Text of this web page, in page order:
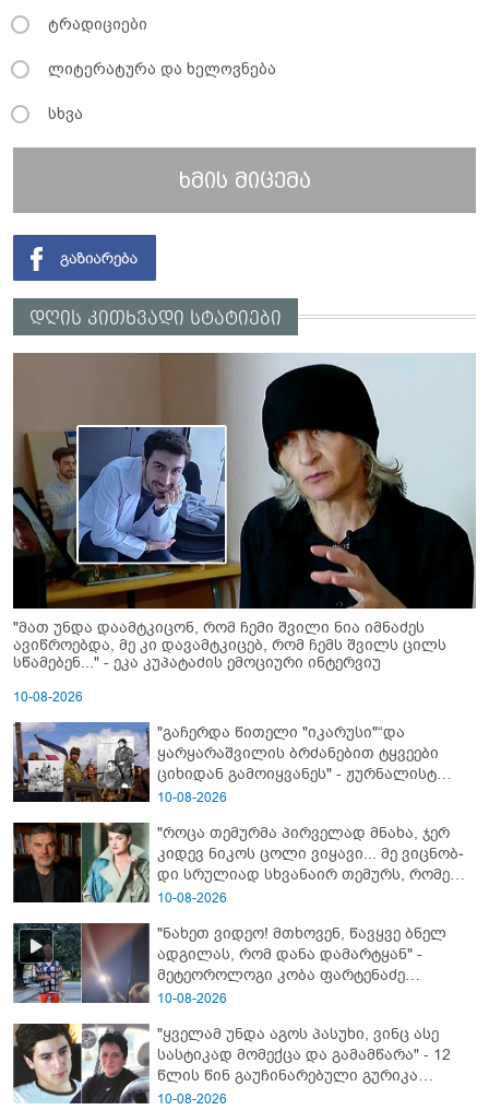
ტრადიციები
ლიტერატურა და ხელოვნება
სხვა
ხმის მიცემა
დღის კითხვადი სტატიები
"მათ უნდა დაამტკიცონ, რომ ჩემი შვილი ნია იმნაძეს
ავიწროებდა, მე კი დავამტკიცებ, რომ ჩემს შვილს ცილს
სწამებენ..." - ეკა კუპატაძის ემოციური ინტერვიუ
10-08-2026
"გაჩერდა წითელი "იკარუსი"“და
ყარყარაშვილის ბრძანებით ტყვეები
ციხიდან გამოიყვანეს" - ჟურნალისტ
თამრიკო მოლაშვილის თვალით
კითხვაზე: როგორ ექცეოდნენ
ქართველები ტყვეებს
10-08-2026
"როცა თემურმა პირველად მნახა, ჯერ
კიდევ ნიკოს ცოლი ვიყავი... მე ვიც­ნობ­
დი სრუ­ლი­ად სხვა­ნა­ირ თე­მურს, რო­მელ­
საც მა­შინ არც ბიზ­ნე­სი ჰქონ­და, არა­ფე­რი
თემურ უგულავაზე?
10-08-2026
"ნახეთ ვიდეო! მთხოვენ, წავყვე ბნელ
ადგილას, რომ დანა დამარტყან" -
მეტეოროლოგი კობა ფარტენაძე
ფარულად გადაღებულ კადრებს
10-08-2026
"ყველამ უნდა აგოს პასუხი, ვინც ასე
სასტიკად მომექცა და გამამწარა" - 12
წლის წინ გაუჩინარებული გურიკა
დადიანიძის ბურუსით მოცული საქმის
10-08-2026